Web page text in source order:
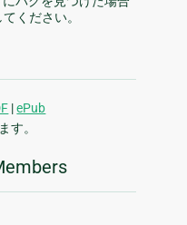
ください。
|ePub
す。